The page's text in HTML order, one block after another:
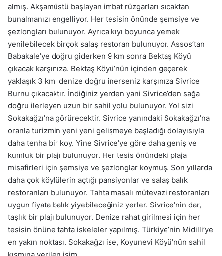
almış. Akşamüstü başlayan imbat rüzgarları sıcaktan
bunalmanızı engelliyor. Her tesisin önünde şemsiye ve
şezlongları bulunuyor. Ayrıca kıyı boyunca yemek
yenilebilecek birçok salaş restoran bulunuyor. Assos’tan
Babakale’ye doğru giderken 9 km sonra Bektaş Köyü
çıkacak karşınıza. Bektaş Köyü’nün içinden geçerek
yaklaşık 3 km. denize doğru inerseniz karşınıza Sivrice
Burnu çıkacaktır. İndiğiniz yerden yani Sivrice’den sağa
doğru ilerleyen uzun bir sahil yolu bulunuyor. Yol sizi
Sokakağzı’na görürecektir. Sivrice yanındaki Sokakağzı’na
oranla turizmin yeni yeni gelişmeye başladığı dolayısıyla
daha tenha bir koy. Yine Sivrice’ye göre daha geniş ve
kumluk bir plajı bulunuyor. Her tesis önündeki plaja
misafirleri için şemsiye ve şezlonglar koymuş. Son yıllarda
daha çok köylülerin açtığı pansiyonlar ve salaş balık
restoranları bulunuyor. Tahta masalı mütevazi restoranları
uygun fiyata balık yiyebileceğiniz yerler. Sivrice’nin dar,
taşlık bir plajı bulunuyor. Denize rahat girilmesi için her
tesisin önüne tahta iskeleler yapılmış. Türkiye’nin Midilli’ye
en yakın noktası. Sokakağzı ise, Koyunevi Köyü’nün sahil